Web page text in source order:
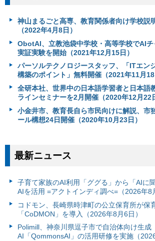
神山まるごと高専、教育関係者向け学校説
（2022年4月8日）
ObotAI、立教池袋中学校・高等学校でAI
実証実験を開始（2021年12月15日）
パーソルテクノロジースタッフ、「ITエン
構築のポイント」無料開催（2021年11月18
全研本社、世界中の日本語学習者と日本語
ラインセミナーを2月開催（2020年12月22
小金井市、教育長自ら市民向けに解説、市
ール構想24日開催（2020年10月23日）
最新ニュース
子育て家族のAI利用「ググる」から「AIに
AIを活用 =アクトインディ調べ=（2026年8
コドモン、長崎県時津町の公立保育所が保
「CoDMON」を導入（2026年8月6日）
Polimill、神奈川県逗子市で自治体向け生成
AI「QommonsAI」の活用研修を実施（